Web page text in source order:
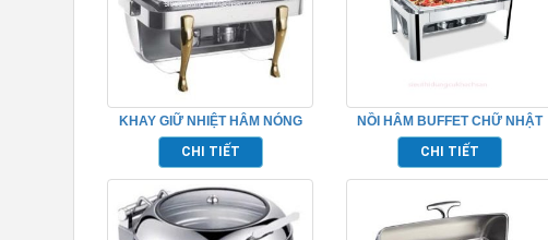
KHAY GIỮ NHIỆT HÂM NÓNG
THỨC ĂN BUFFET – TP697031
CHI TIẾT
NỒI HÂM BUFFET CHỮ NHẬT
INOX NẮP PC TP697005
CHI TIẾT